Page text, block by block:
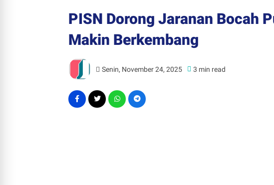
PISN Dorong Jaranan Bocah
Makin Berkembang
Senin, November 24, 2025 3 min read